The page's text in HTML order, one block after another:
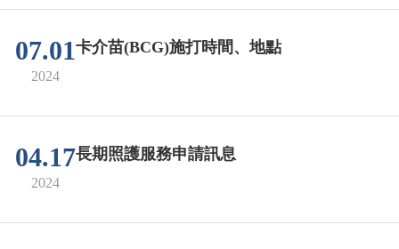
07.01
2024
卡介苗(BCG)施打時間、地點
04.17
2024
長期照護服務申請訊息